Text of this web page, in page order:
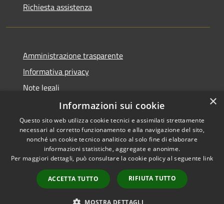
Richiesta assistenza
Amministrazione trasparente
Informativa privacy
Note legali
Dichiarazione di accessibilità
RSS
Copyright © 2026 • Comune di
Municipium•
Accesso
redazione
×
Informazioni sui cookie
Questo sito web utilizza cookie tecnici e assimilati strettamente
necessari al corretto funzionamento e alla navigazione del sito,
nonché un cookie tecnico analitico al solo fine di elaborare
informazioni statistiche, aggregate e anonime.
Per maggiori dettagli, può consultare la cookie policy al seguente link
ACCETTA TUTTO RIFIUTA TUTTO
MOSTRA DETTAGLI